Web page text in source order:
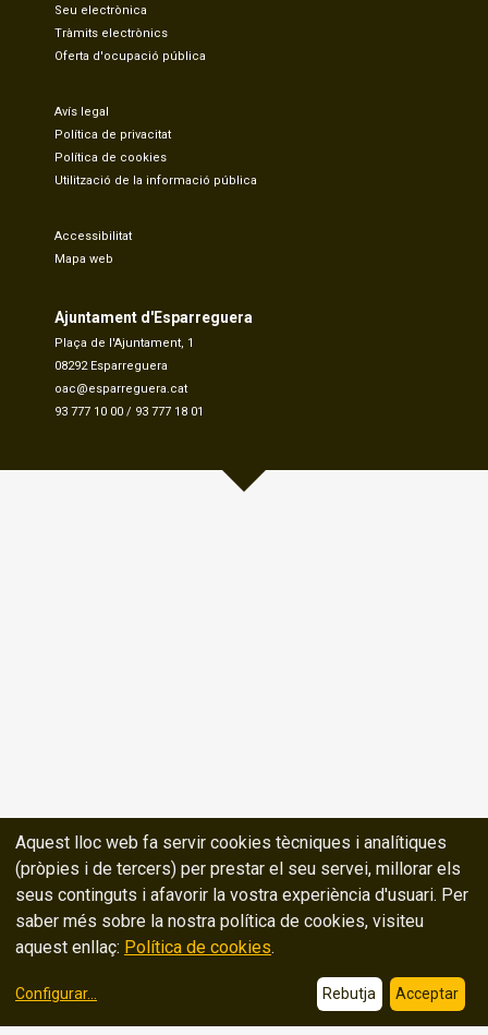
Seu electrònica
Tràmits electrònics
Oferta d'ocupació pública
Avís legal
Política de privacitat
Política de cookies
Utilització de la informació pública
Accessibilitat
Mapa web
Ajuntament d'Esparreguera
Plaça de l'Ajuntament, 1
08292 Esparreguera
oac@esparreguera.cat
93 777 10 00 / 93 777 18 01
Aquest lloc web fa servir cookies tècniques i analítiques
(pròpies i de tercers) per prestar el seu servei, millorar els
seus continguts i afavorir la vostra experiència d'usuari. Per
saber més sobre la nostra política de cookies, visiteu
aquest enllaç: Política de cookies.
Configurar... Rebutja Acceptar